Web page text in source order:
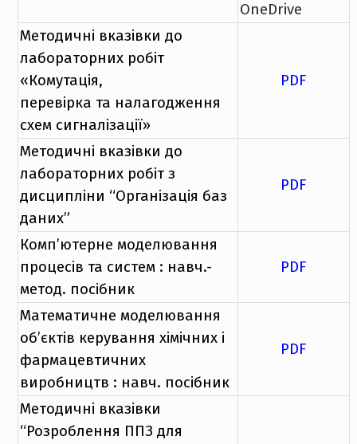
OneDrive
Методичні вказівки до
лабораторних робіт
«Комутація,
перевірка та налагодження
схем сигналізації»
PDF
Методичні вказівки до
лабораторних робіт з
дисципліни “Організація баз
даних”
PDF
Комп’ютерне моделювання
процесів та систем : навч.-
метод. посібник
PDF
Математичне моделювання
об’єктів керування хімічних і
фармацевтичних
виробництв : навч. посібник
PDF
Методичні вказівки
“Розроблення ППЗ для